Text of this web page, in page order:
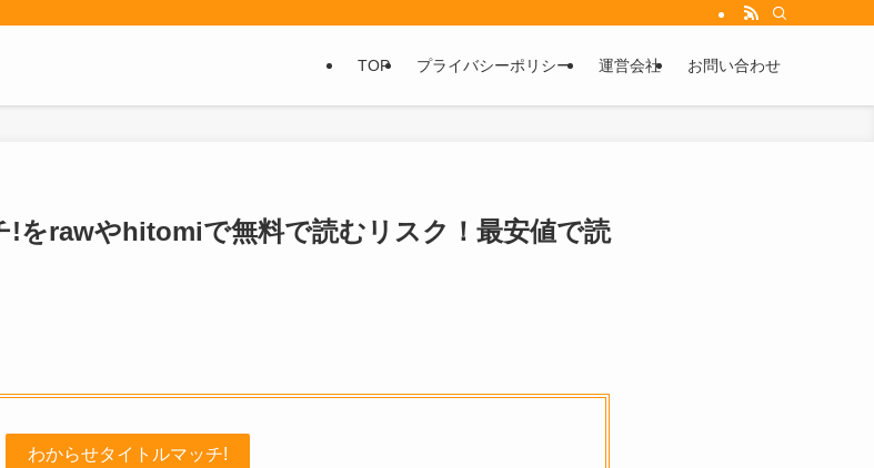
TOP プライバシーポリシー 運営会社 お問い合わせ
をrawやhitomiで無料で読むリスク！最安値で読
わからせタイトルマッチ!